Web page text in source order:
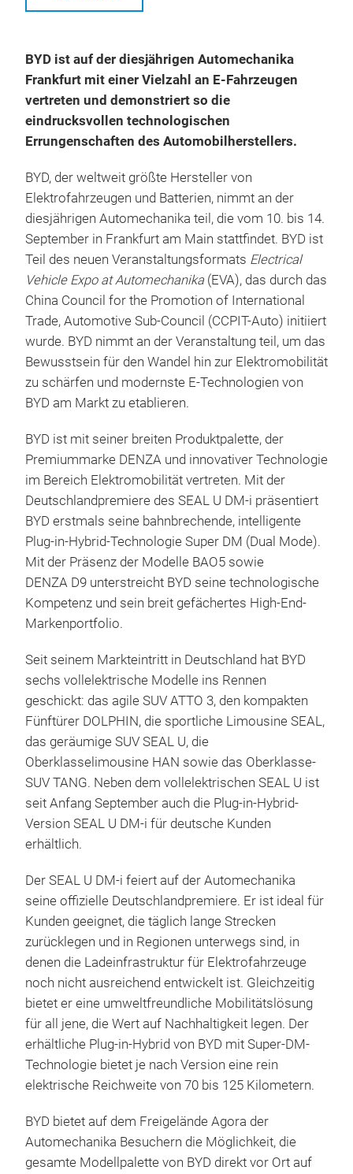
BYD ist auf der diesjährigen Automechanika
Frankfurt mit einer Vielzahl an E-Fahrzeugen
vertreten und demonstriert so die
eindrucksvollen technologischen
Errungenschaften des Automobilherstellers.
BYD, der weltweit größte Hersteller von
Elektrofahrzeugen und Batterien, nimmt an der
diesjährigen Automechanika teil, die vom 10. bis 14.
September in Frankfurt am Main stattfindet. BYD ist
Teil des neuen VeranstaltungsformatsElectrical
Vehicle Expo at Automechanika(EVA), das durch das
China Council for the Promotion of International
Trade, Automotive Sub-Council (CCPIT-Auto) initiiert
wurde. BYD nimmt an der Veranstaltung teil, um das
Bewusstsein für den Wandel hin zur Elektromobilität
zu schärfen und modernste E-Technologien von
BYD am Markt zu etablieren.
BYD ist mit seiner breiten Produktpalette, der
Premiummarke DENZA und innovativer Technologie
im Bereich Elektromobilität vertreten. Mit der
Deutschlandpremiere des SEAL U DM-i präsentiert
BYD erstmals seine bahnbrechende, intelligente
Plug-in-Hybrid-Technologie Super DM (Dual Mode).
Mit der Präsenz der Modelle BAO5 sowie
DENZA D9 unterstreicht BYD seine technologische
Kompetenz und sein breit gefächertes High-End-
Markenportfolio.
Seit seinem Markteintritt in Deutschland hat BYD
sechs vollelektrische Modelle ins Rennen
geschickt: das agile SUV ATTO 3, den kompakten
Fünftürer DOLPHIN, die sportliche Limousine SEAL,
das geräumige SUV SEAL U, die
Oberklasselimousine HAN sowie das Oberklasse-
SUV TANG. Neben dem vollelektrischen SEAL U ist
seit Anfang September auch die Plug-in-Hybrid-
Version SEAL U DM-i für deutsche Kunden
erhältlich.
Der SEAL U DM-i feiert auf der Automechanika
seine offizielle Deutschlandpremiere. Er ist ideal für
Kunden geeignet, die täglich lange Strecken
zurücklegen und in Regionen unterwegs sind, in
denen die Ladeinfrastruktur für Elektrofahrzeuge
noch nicht ausreichend entwickelt ist. Gleichzeitig
bietet er eine umweltfreundliche Mobilitätslösung
für all jene, die Wert auf Nachhaltigkeit legen. Der
erhältliche Plug-in-Hybrid von BYD mit Super-DM-
Technologie bietet je nach Version eine rein
elektrische Reichweite von 70 bis 125 Kilometern.
BYD bietet auf dem Freigelände Agora der